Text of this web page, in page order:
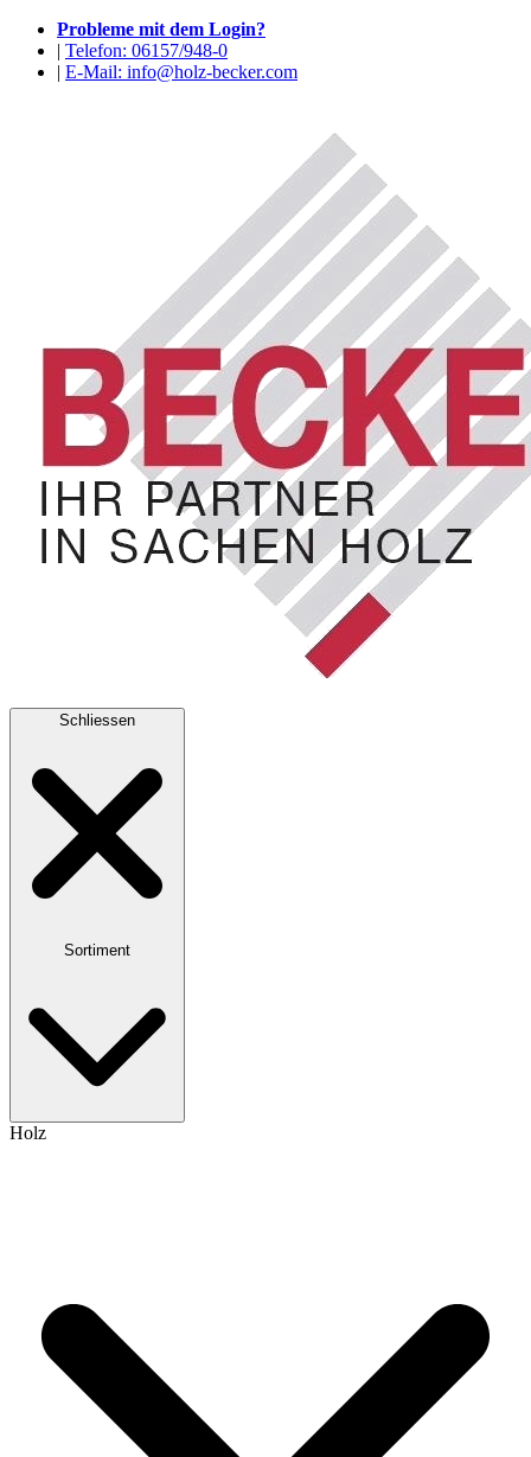
Probleme mit dem Login?
| Telefon: 06157/948-0
| E-Mail: info@holz-becker.com
Schliessen
Sortiment
Holz